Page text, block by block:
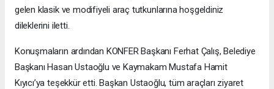
gelen klasik ve modifiyeli araç tutkunlarına hoşgeldiniz
dileklerini iletti.
Konuşmaların ardından KONFER Başkanı Ferhat Çalış, Belediye
Başkanı Hasan Ustaoğlu ve Kaymakam Mustafa Hamit
Kıyıcı’ya teşekkür etti. Başkan Ustaoğlu, tüm araçları ziyaret